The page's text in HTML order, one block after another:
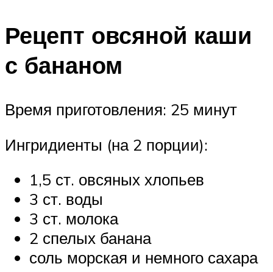
Рецепт овсяной каши
с бананом
Время приготовления: 25 минут
Ингридиенты (на 2 порции):
1,5 ст. овсяных хлопьев
3 ст. воды
3 ст. молока
2 спелых банана
соль морская и немного сахара